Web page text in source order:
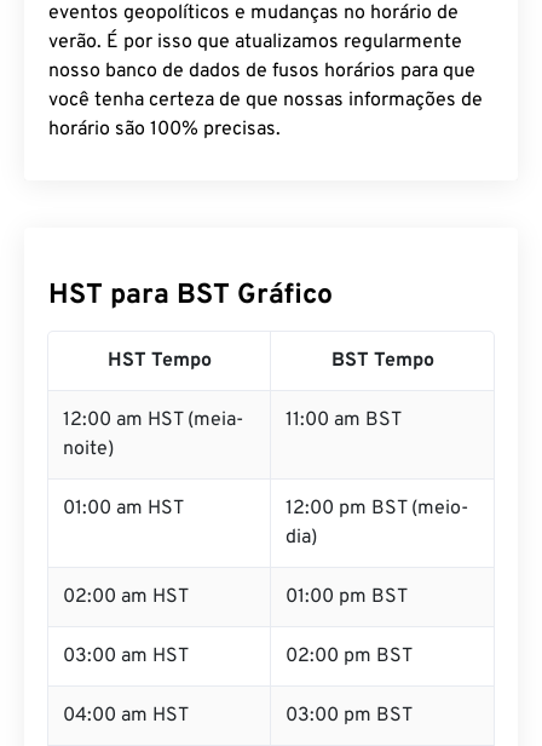
eventos geopolíticos e mudanças no horário de
verão. É por isso que atualizamos regularmente
nosso banco de dados de fusos horários para que
você tenha certeza de que nossas informações de
horário são 100% precisas.
HST para BST Gráfico
HST Tempo BST Tempo
12:00 am HST (meia-
noite)
11:00 am BST
01:00 am HST
12:00 pm BST (meio-
dia)
02:00 am HST 01:00 pm BST
03:00 am HST 02:00 pm BST
04:00 am HST 03:00 pm BST